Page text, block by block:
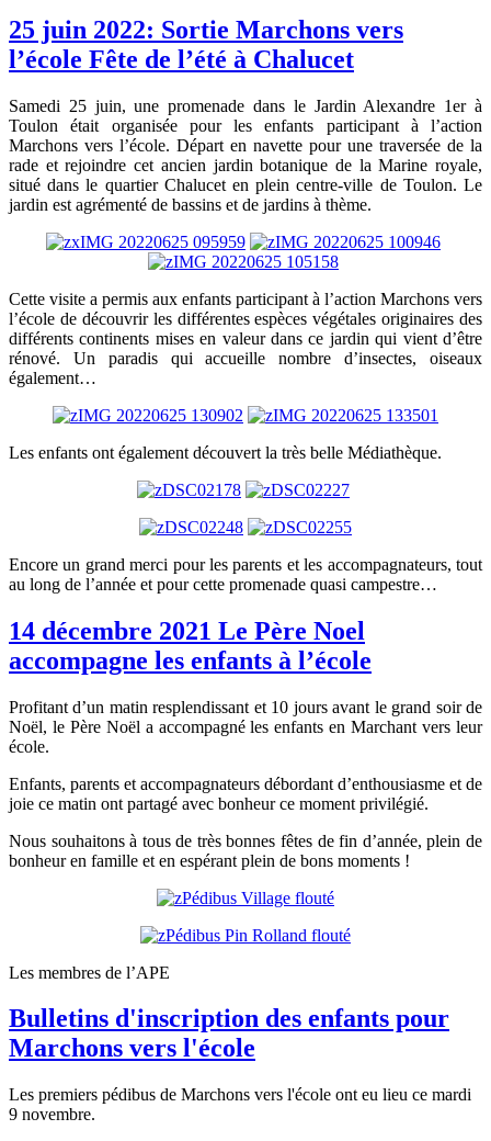
25 juin 2022: Sortie Marchons vers
l’école Fête de l’été à Chalucet
Samedi 25 juin, une promenade dans le Jardin Alexandre 1er à
Toulon était organisée pour les enfants participant à l’action
Marchons vers l’école. Départ en navette pour une traversée de la
rade et rejoindre cet ancien jardin botanique de la Marine royale,
situé dans le quartier Chalucet en plein centre-ville de Toulon. Le
jardin est agrémenté de bassins et de jardins à thème.
Cette visite a permis aux enfants participant à l’action Marchons vers
l’école de découvrir les différentes espèces végétales originaires des
différents continents mises en valeur dans ce jardin qui vient d’être
rénové. Un paradis qui accueille nombre d’insectes, oiseaux
également…
Les enfants ont également découvert la très belle Médiathèque.
Encore un grand merci pour les parents et les accompagnateurs, tout
au long de l’année et pour cette promenade quasi campestre…
14 décembre 2021 Le Père Noel
accompagne les enfants à l’école
Profitant d’un matin resplendissant et 10 jours avant le grand soir de
Noël, le Père Noël a accompagné les enfants en Marchant vers leur
école.
Enfants, parents et accompagnateurs débordant d’enthousiasme et de
joie ce matin ont partagé avec bonheur ce moment privilégié.
Nous souhaitons à tous de très bonnes fêtes de fin d’année, plein de
bonheur en famille et en espérant plein de bons moments !
Les membres de l’APE
Bulletins d'inscription des enfants pour
Marchons vers l'école
Les premiers pédibus de Marchons vers l'école ont eu lieu ce mardi
9 novembre.